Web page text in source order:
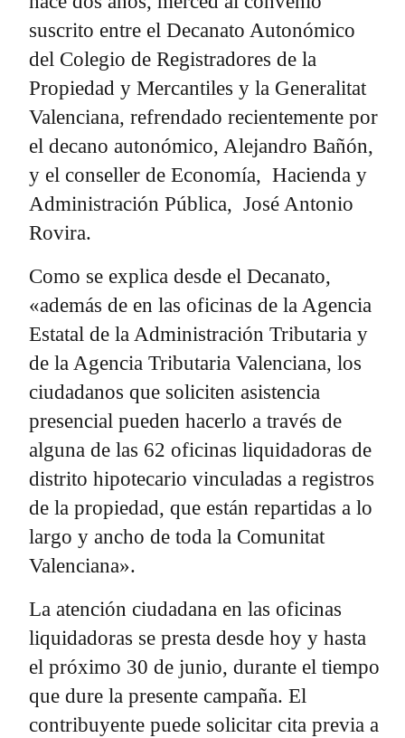
suscrito entre el Decanato Autonómico
del Colegio de Registradores de la
Propiedad y Mercantiles y la Generalitat
Valenciana, refrendado recientemente por
el decano autonómico, Alejandro Bañón,
y el conseller de Economía, Hacienda y
Administración Pública, José Antonio
Rovira.
Como se explica desde el Decanato,
«además de en las oficinas de la Agencia
Estatal de la Administración Tributaria y
de la Agencia Tributaria Valenciana, los
ciudadanos que soliciten asistencia
presencial pueden hacerlo a través de
alguna de las 62 oficinas liquidadoras de
distrito hipotecario vinculadas a registros
de la propiedad, que están repartidas a lo
largo y ancho de toda la Comunitat
Valenciana».
La atención ciudadana en las oficinas
liquidadoras se presta desde hoy y hasta
el próximo 30 de junio, durante el tiempo
que dure la presente campaña. El
contribuyente puede solicitar cita previa a